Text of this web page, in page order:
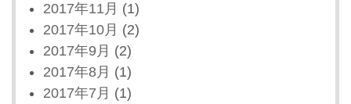
2017年11月 (1)
2017年10月 (2)
2017年9月 (2)
2017年8月 (1)
2017年7月 (1)